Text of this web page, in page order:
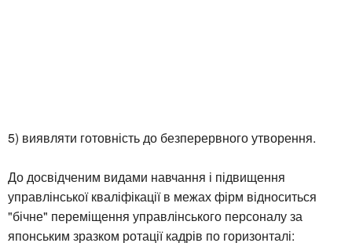
5) виявляти готовність до безперервного утворення.
До досвідченим видами навчання і підвищення
управлінської кваліфікації в межах фірм відноситься
"бічне" переміщення управлінського персоналу за
японським зразком ротації кадрів по горизонталі: